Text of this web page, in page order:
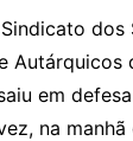
dos
Autárquicos
em
na manhã